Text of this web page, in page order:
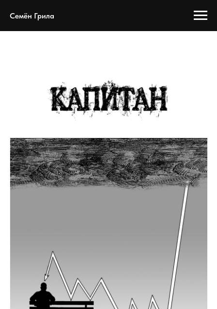
Семён Грила